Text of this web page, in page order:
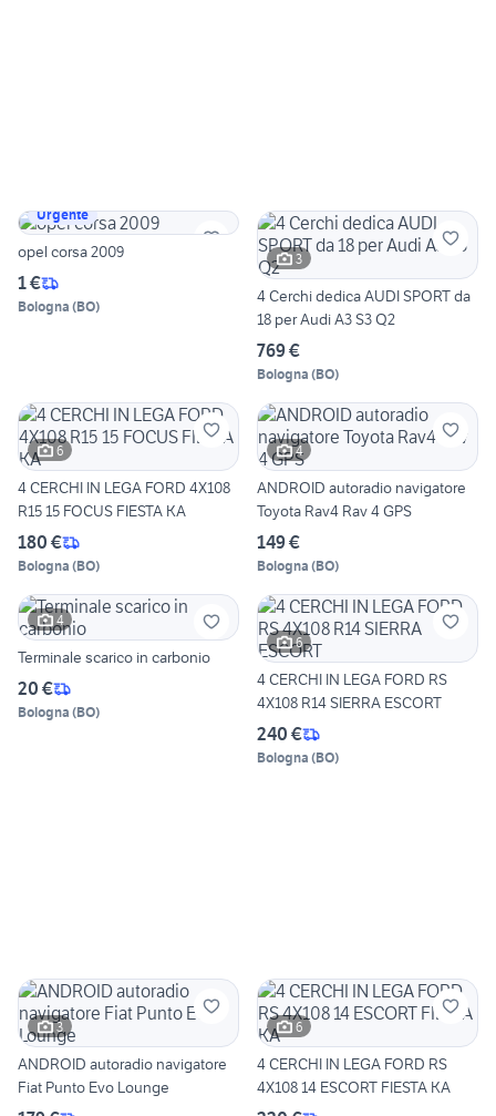
Urgente
opel corsa 2009
1 €
Bologna (BO)
3
4 Cerchi dedica AUDI SPORT da
18 per Audi A3 S3 Q2
769 €
Bologna (BO)
6
4 CERCHI IN LEGA FORD 4X108
R15 15 FOCUS FIESTA KA
180 €
Bologna (BO)
4
ANDROID autoradio navigatore
Toyota Rav4 Rav 4 GPS
149 €
Bologna (BO)
4
Terminale scarico in carbonio
20 €
Bologna (BO)
6
4 CERCHI IN LEGA FORD RS
4X108 R14 SIERRA ESCORT
240 €
Bologna (BO)
3
ANDROID autoradio navigatore
Fiat Punto Evo Lounge
6
4 CERCHI IN LEGA FORD RS
4X108 14 ESCORT FIESTA KA